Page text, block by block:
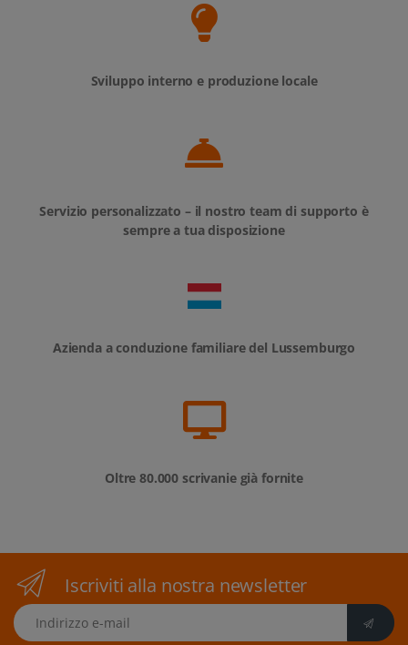
Sviluppo interno e produzione locale
Servizio personalizzato – il nostro team di supporto è
sempre a tua disposizione
Azienda a conduzione familiare del Lussemburgo
Oltre 80.000 scrivanie già fornite
Iscriviti alla nostra newsletter
Indirizzo e-mail